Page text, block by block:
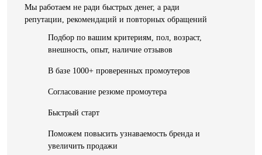
Мы работаем не ради быстрых денег, а ради
репутации, рекомендаций и повторных обращений
Подбор по вашим критериям, пол, возраст,
внешность, опыт, наличие отзывов
В базе 1000+ проверенных промоутеров
Согласование резюме промоутера
Быстрый старт
Поможем повысить узнаваемость бренда и
увеличить продажи